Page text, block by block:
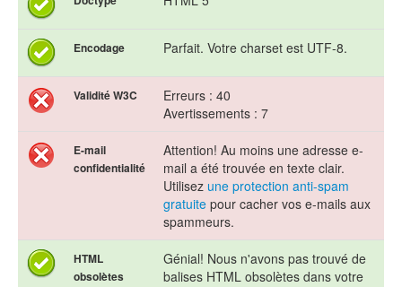
Encodage Parfait. Votre charset est UTF-8.
Validité W3C
Erreurs : 40
Avertissements : 7
E-mail
confidentialité
Attention! Au moins une adresse e-
mail a été trouvée en texte clair.
Utilisez une protection anti-spam
gratuite pour cacher vos e-mails aux
spammeurs.
HTML
obsolètes
Génial! Nous n'avons pas trouvé de
balises HTML obsolètes dans votre